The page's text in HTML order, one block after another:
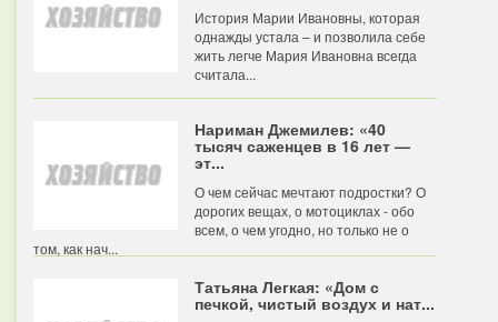
История Марии Ивановны, которая
однажды устала – и позволила себе
жить легче Мария Ивановна всегда
считала...
Нариман Джемилев: «40
тысяч саженцев в 16 лет —
эт...
О чем сейчас мечтают подростки? О
дорогих вещах, о мотоциклах - обо
всем, о чем угодно, но только не о
том, как нач...
Татьяна Легкая: «Дом с
печкой, чистый воздух и нат...